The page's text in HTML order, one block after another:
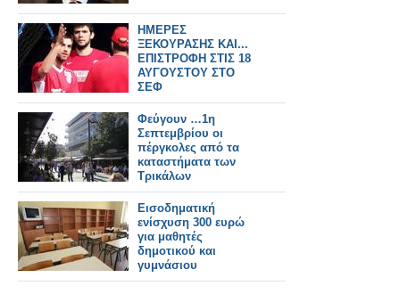
ΗΜΕΡΕΣ
ΞΕΚΟΥΡΑΣΗΣ ΚΑΙ...
ΕΠΙΣΤΡΟΦΗ ΣΤΙΣ 18
ΑΥΓΟΥΣΤΟΥ ΣΤΟ
ΣΕΦ
Φεύγουν …1η
Σεπτεμβρίου οι
πέργκολες από τα
καταστήματα των
Τρικάλων
Εισοδηματική
ενίσχυση 300 ευρώ
για μαθητές
δημοτικού και
γυμνάσιου